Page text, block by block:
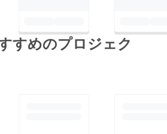
すめのプロジェク